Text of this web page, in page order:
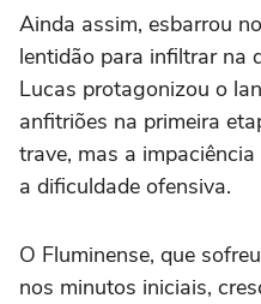
Ainda assim, esbarrou
lentidão para infiltrar na
Lucas protagonizou o
anfitriões na primeira
trave, mas a
a dificuldade ofensiva.
O Fluminense, que
nos minutos iniciais,